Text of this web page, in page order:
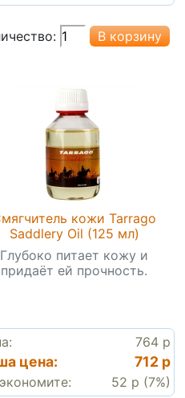
кожи Tarrago
Saddlery Oil (125 мл)
Глубоко питает кожу и
придаёт ей прочность.
764 р
цена: 712 р
52 р (7%)